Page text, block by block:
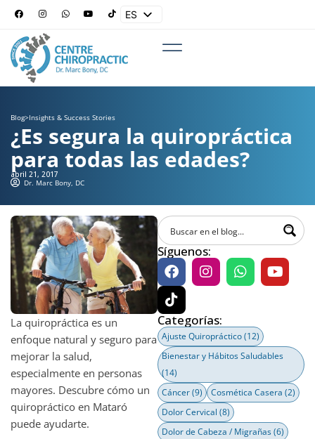
ES
Blog>Insights & Success Stories
¿Es segura la quiropráctica
para todas las edades?
abril 21, 2017
Dr. Marc Bony, DC
La quiropráctica es un
enfoque natural y seguro para
mejorar la salud,
especialmente en personas
mayores. Descubre cómo un
quiropráctico en Mataró
puede ayudarte.
Síguenos:
Categorías:
Ajuste Quiropráctico(12)
Bienestar y Hábitos Saludables
(14)
Cáncer(9) Cosmética Casera (2)
Dolor Cervical (8)
Dolor de Cabeza / Migrañas(6)